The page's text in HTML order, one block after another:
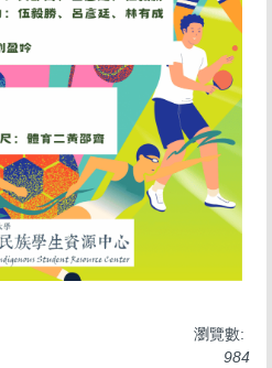
瀏覽數:
984